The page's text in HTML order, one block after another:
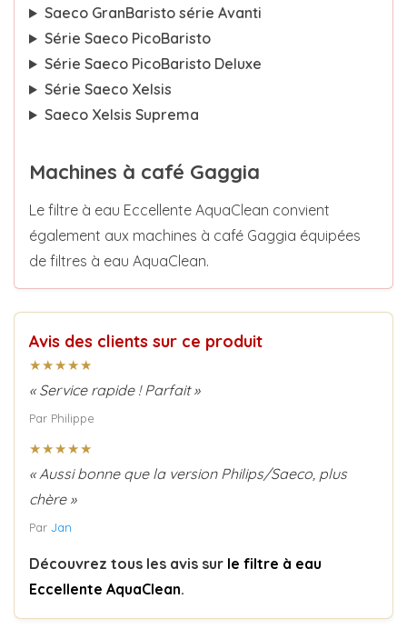
Saeco GranBaristo série Avanti
Série Saeco PicoBaristo
Série Saeco PicoBaristo Deluxe
Série Saeco Xelsis
Saeco Xelsis Suprema
Machines à café Gaggia
Le filtre à eau Eccellente AquaClean convient
également aux machines à café Gaggia équipées
de filtres à eau AquaClean.
Avis des clients sur ce produit
★★★★★
« Service rapide ! Parfait »
Par Philippe
★★★★★
« Aussi bonne que la version Philips/Saeco, plus
chère »
Par Jan
Découvrez tous les avis sur le filtre à eau
Eccellente AquaClean.